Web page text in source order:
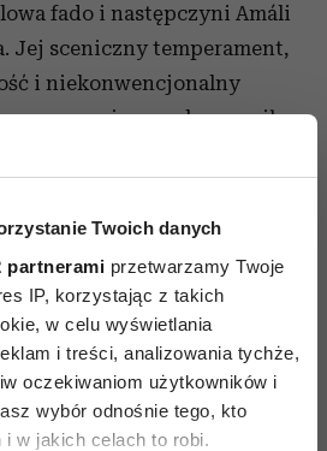
Twoich danych
partnerami przetwarzamy Twoje
IP, korzystając z takich
w celu wyświetlania
i treści, analizowania tychże,
oczekiwaniom użytkowników i
wybór odnośnie tego, kto
i w jakich celach to robi.
fado i następczyni Amáli
Jej sceniczny temperament,
i niekonwencjonalny
wizerunek uczyniły
portugalskiej
całego świata, w tym:
Jork), Sydney Opera, Royal
czy Moscow House of Music.
w portugalskim programie,
Sting. Oczarowany jej
współpracę. Nagrany
utwór "A Thousand Years